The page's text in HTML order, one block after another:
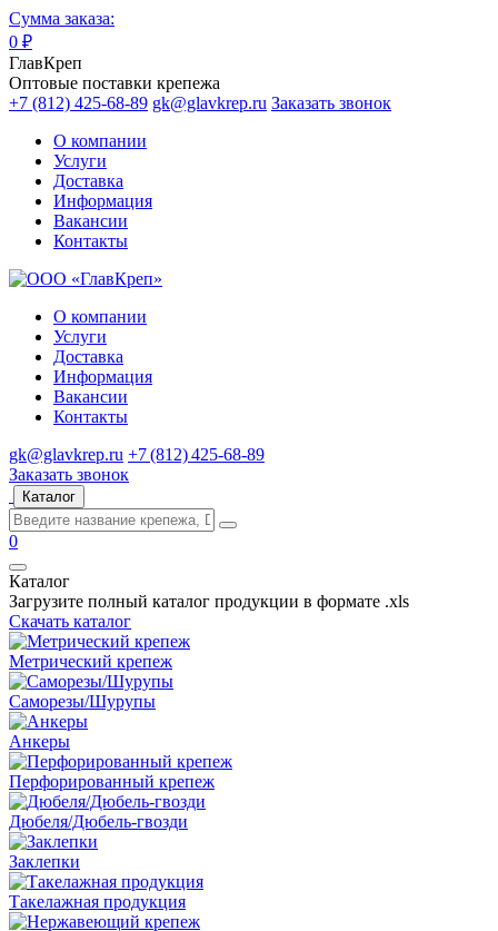
Сумма заказа:
0 ₽
ГлавКреп
Оптовые поставки крепежа
+7 (812) 425-68-89 gk@glavkrep.ru Заказать звонок
О компании
Услуги
Доставка
Информация
Вакансии
Контакты
О компании
Услуги
Доставка
Информация
Вакансии
Контакты
gk@glavkrep.ru +7 (812) 425-68-89
Заказать звонок
Каталог
0
Каталог
Загрузите полный каталог продукции в формате .xls
Скачать каталог
Метрический крепеж
Саморезы/Шурупы
Анкеры
Перфорированный крепеж
Дюбеля/Дюбель-гвозди
Заклепки
Такелажная продукция